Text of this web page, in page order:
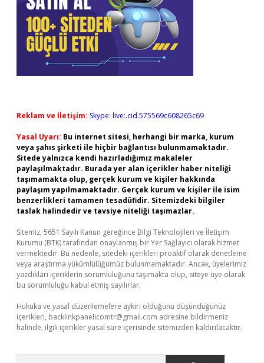
Reklam ve İletişim: Skype: live:.cid.575569c608265c69
Yasal Uyarı: Bu internet sitesi, herhangi bir marka, kurum
veya şahıs şirketi ile hiçbir bağlantısı bulunmamaktadır.
Sitede yalnızca kendi hazırladığımız makaleler
paylaşılmaktadır. Burada yer alan içerikler haber niteliği
taşımamakta olup, gerçek kurum ve kişiler hakkında
paylaşım yapılmamaktadır. Gerçek kurum ve kişiler ile isim
benzerlikleri tamamen tesadüfidir. Sitemizdeki bilgiler
taslak halindedir ve tavsiye niteliği taşımazlar.
Sitemiz, 5651 Sayılı Kanun gereğince Bilgi Teknolojileri ve İletişim
Kurumu (BTK) tarafından onaylanmış bir Yer Sağlayıcı olarak hizmet
vermektedir. Bu nedenle, sitedeki içerikleri proaktif olarak denetleme
veya araştırma yükümlülüğümüz bulunmamaktadır. Ancak, üyelerimiz
yazdıkları içeriklerin sorumluluğunu taşımakta olup, siteye üye olarak
bu sorumluluğu kabul etmiş sayılırlar.
Hukuka ve yasal düzenlemelere aykırı olduğunu düşündüğünüz
içerikleri, backlinkpanelicomtr@gmail.com adresine bildirmeniz
halinde, ilgili içerikler yasal süre içerisinde sitemizden kaldırılacaktır.